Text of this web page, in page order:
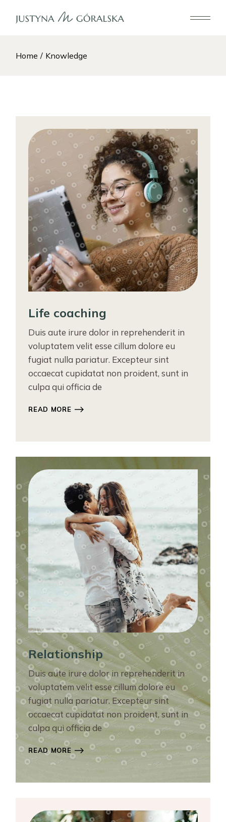
Home Knowledge
Life coaching
Duis aute irure dolor in reprehenderit in
voluptatem velit esse cillum dolore eu
fugiat nulla pariatur. Excepteur sint
occaecat cupidatat non proident, sunt in
culpa qui officia de
READ MORE
Relationship
Duis aute irure dolor in reprehenderit in
voluptatem velit esse cillum dolore eu
fugiat nulla pariatur. Excepteur sint
occaecat cupidatat non proident, sunt in
culpa qui officia de
READ MORE